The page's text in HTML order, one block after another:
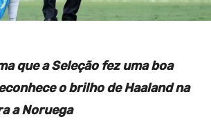
que a Seleção fez uma boa
o brilho de Haaland na
a Noruega